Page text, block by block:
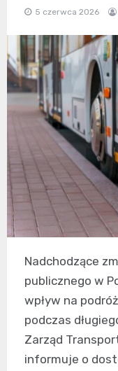
5 czerwca 2026
Nadchodzące
publicznego w
wpływ na
podczas
Zarząd
informuje o